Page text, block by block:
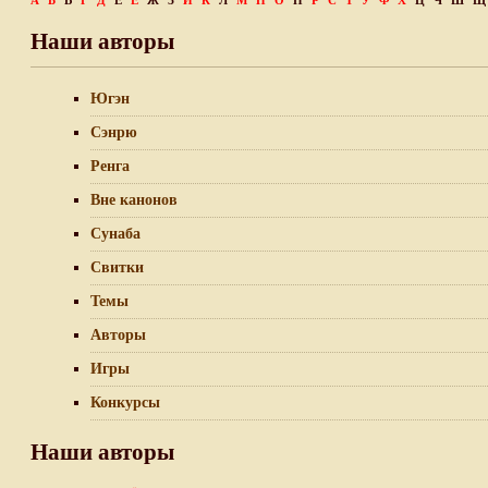
Наши авторы
Югэн
Сэнрю
Ренга
Вне канонов
Сунаба
Свитки
Темы
Авторы
Игры
Конкурсы
Наши авторы